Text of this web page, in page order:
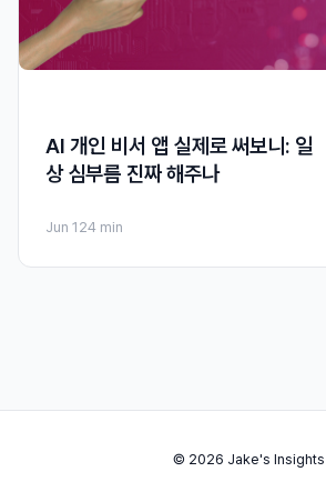
AI 개인 비서 앱 실제로 써보니: 일
상 심부름 진짜 해주나
Jun 124 min
© 2026 Jake's Insights